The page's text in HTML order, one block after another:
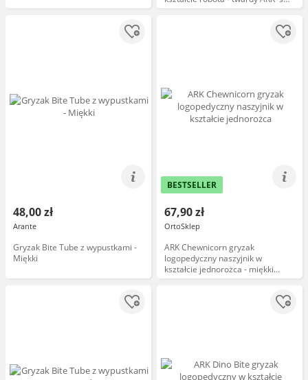
Flower Chew Necklace
48,00 zł
Arante
Gryzak Bite Tube z wypustkami -
Miękki
BESTSELLER
67,90 zł
OrtoSklep
ARK Chewnicorn gryzak
logopedyczny naszyjnik w
kształcie jednorożca - miękki
ARK''s Chewnicorntrade; Sensory